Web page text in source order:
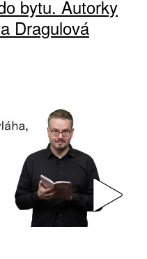
bytu. Autorky
Dragulová